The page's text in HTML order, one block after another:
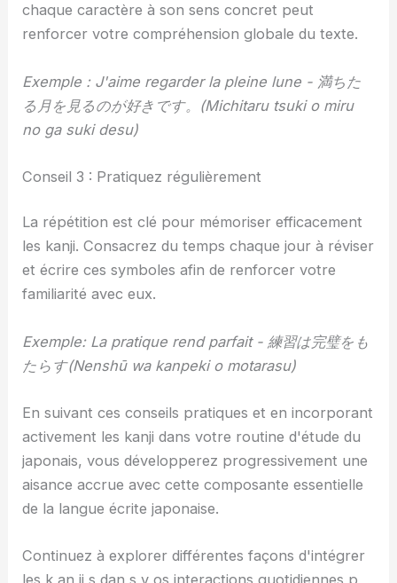
chaque caractère à son sens concret peut
renforcer votre compréhension globale du texte.
Exemple : J'aime regarder la pleine lune - 満ちた
る月を見るのが好きです。(Michitaru tsuki o miru
no ga suki desu)
Conseil 3 : Pratiquez régulièrement
La répétition est clé pour mémoriser efficacement
les kanji. Consacrez du temps chaque jour à réviser
et écrire ces symboles afin de renforcer votre
familiarité avec eux.
Exemple: La pratique rend parfait - 練習は完璧をも
たらす(Nenshū wa kanpeki o motarasu)
En suivant ces conseils pratiques et en incorporant
activement les kanji dans votre routine d'étude du
japonais, vous développerez progressivement une
aisance accrue avec cette composante essentielle
de la langue écrite japonaise.
Continuez à explorer différentes façons d'intégrer